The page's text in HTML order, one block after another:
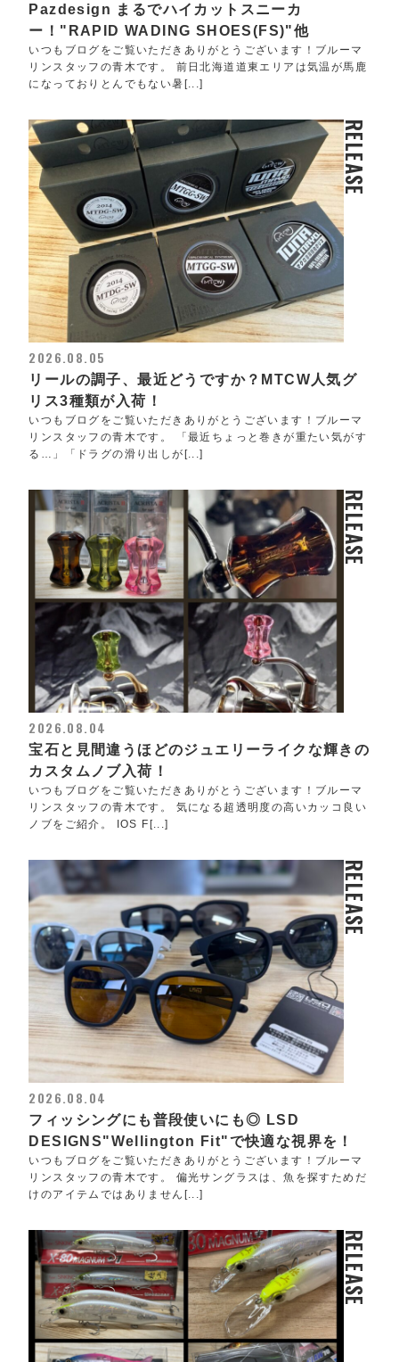
Pazdesign まるでハイカットスニーカ
ー！"RAPID WADING SHOES(FS)"他
いつもブログをご覧いただきありがとうございます！ブルーマ
リンスタッフの青木です。 前日北海道道東エリアは気温が馬鹿
になっておりとんでもない暑[...]
RELEASE
2026.08.05
リールの調子、最近どうですか？MTCW人気グ
リス3種類が入荷！
いつもブログをご覧いただきありがとうございます！ブルーマ
リンスタッフの青木です。 「最近ちょっと巻きが重たい気がす
る…」「ドラグの滑り出しが[...]
RELEASE
2026.08.04
宝石と見間違うほどのジュエリーライクな輝きの
カスタムノブ入荷！
いつもブログをご覧いただきありがとうございます！ブルーマ
リンスタッフの青木です。 気になる超透明度の高いカッコ良い
ノブをご紹介。 IOS F[...]
RELEASE
2026.08.04
フィッシングにも普段使いにも◎ LSD
DESIGNS"Wellington Fit"で快適な視界を！
いつもブログをご覧いただきありがとうございます！ブルーマ
リンスタッフの青木です。 偏光サングラスは、魚を探すためだ
けのアイテムではありません[...]
RELEASE